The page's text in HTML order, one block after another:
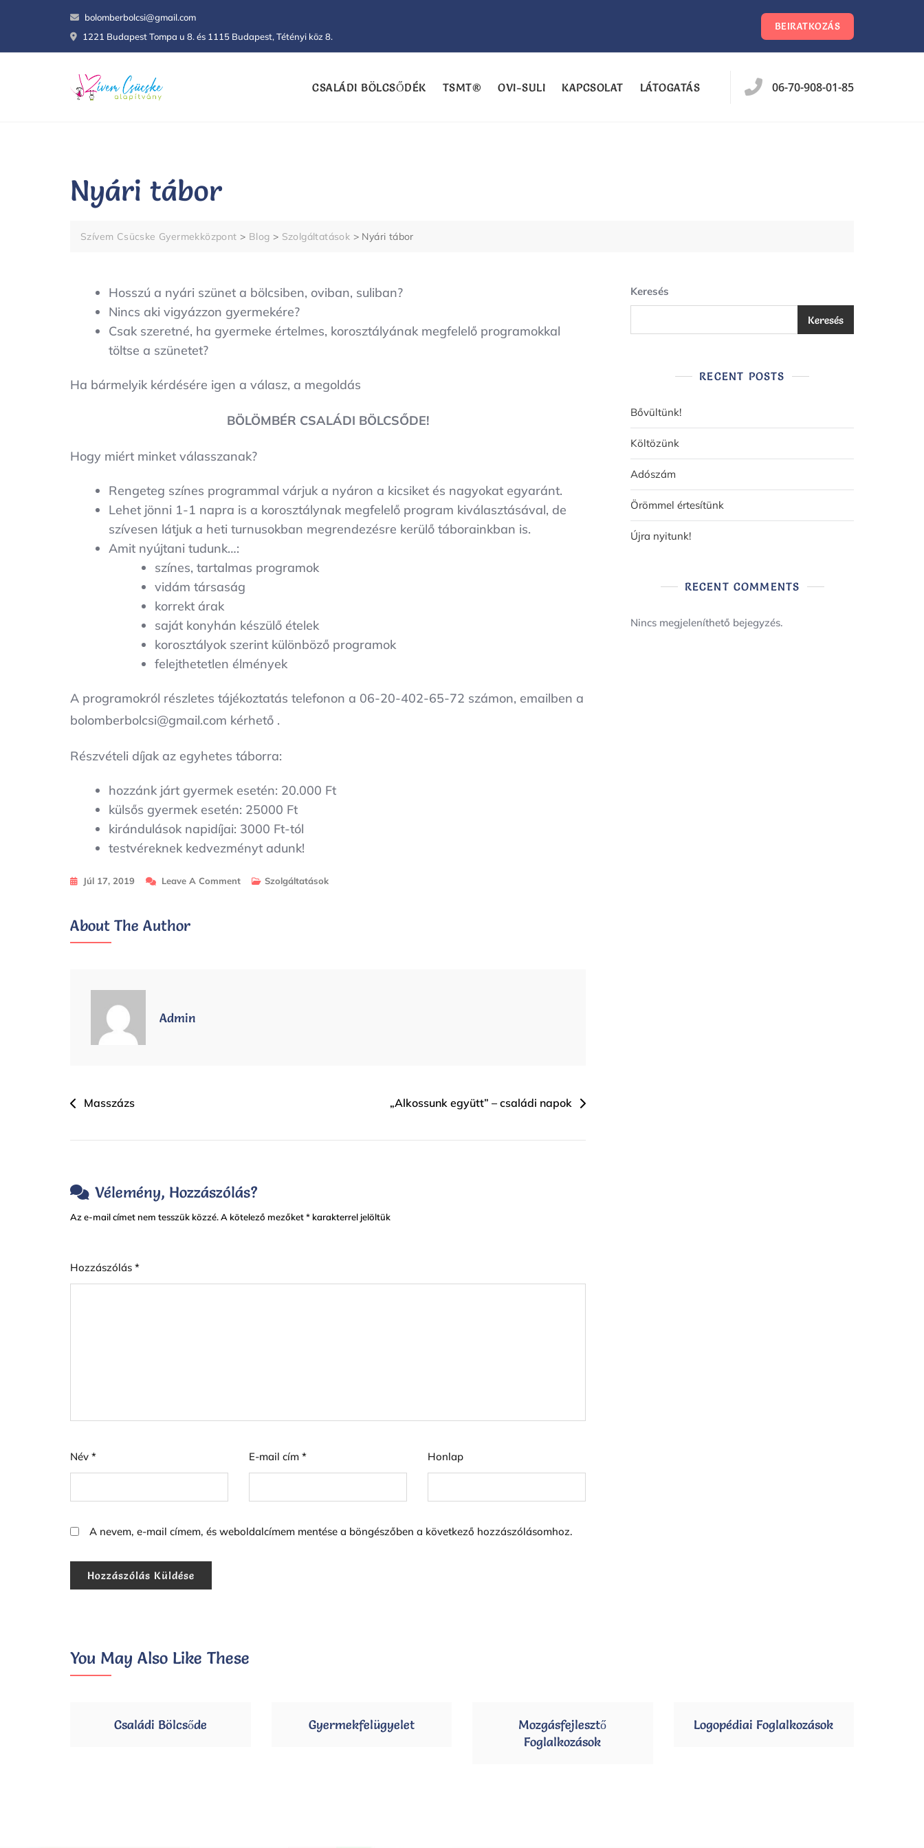
bolomberbolcsi@gmail.com
1221 Budapest Tompa u 8. és 1115 Budapest, Tétényi köz 8.
BEIRATKOZÁS
CSALÁDI BÖLCSŐDÉK TSMT® OVI-SULI KAPCSOLAT LÁTOGATÁS 06-70-908-01-85
Nyári tábor
Szívem Csücske Gyermekközpont > Blog > Szolgáltatások > Nyári tábor
Hosszú a nyári szünet a bölcsiben, oviban, suliban?
Nincs aki vigyázzon gyermekére?
Csak szeretné, ha gyermeke értelmes, korosztályának megfelelő programokkal
töltse a szünetet?
Ha bármelyik kérdésére igen a válasz, a megoldás
BÖLÖMBÉR CSALÁDI BÖLCSŐDE!
Hogy miért minket válasszanak?
Rengeteg színes programmal várjuk a nyáron a kicsiket és nagyokat egyaránt.
Lehet jönni 1-1 napra is a korosztálynak megfelelő program kiválasztásával, de
szívesen látjuk a heti turnusokban megrendezésre kerülő táborainkban is.
Amit nyújtani tudunk…:
színes, tartalmas programok
vidám társaság
korrekt árak
saját konyhán készülő ételek
korosztályok szerint különböző programok
felejthetetlen élmények
A programokról részletes tájékoztatás telefonon a 06-20-402-65-72 számon, emailben a
bolomberbolcsi@gmail.com kérhető .
Részvételi díjak az egyhetes táborra:
hozzánk járt gyermek esetén: 20.000 Ft
külsős gyermek esetén: 25000 Ft
kirándulások napidíjai: 3000 Ft-tól
testvéreknek kedvezményt adunk!
Júl 17, 2019 Leave A CommentOn
Szolgáltatások
About The Author
Admin
Bejegyzés
Masszázs „Alkossunk együtt” – családi napok
Vélemény, Hozzászólás?
Az e-mail címet nem tesszük közzé.A kötelező mezőket* karakterrel jelöltük
Hozzászólás *
Név * E-mail cím * Honlap
A nevem, e-mail címem, és weboldalcímem mentése a böngészőben a következő hozzászólásomhoz.
Keresés
Keresés
RECENT POSTS
Bővültünk!
Költözünk
Adószám
Örömmel értesítünk
Újra nyitunk!
RECENT COMMENTS
Nincs megjeleníthető bejegyzés.
You May Also Like These
Családi Bölcsőde Gyermekfelügyelet
Mozgásfejlesztő
Foglalkozások
Logopédiai Foglalkozások